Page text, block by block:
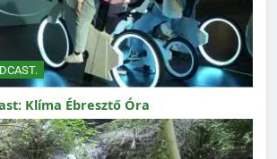
Klíma Ébresztő Óra